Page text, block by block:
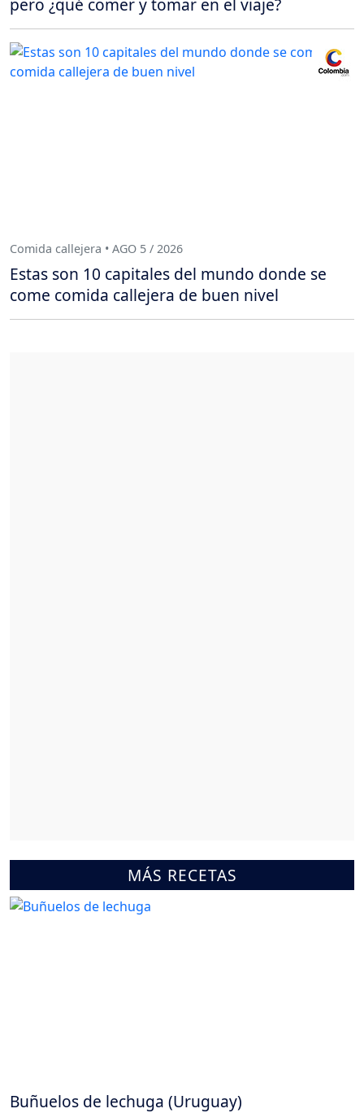
MÁS RECETAS
Buñuelos de lechuga (Uruguay)
pero ¿qué comer y tomar en el viaje?
Comida callejera • AGO 5 / 2026
Estas son 10 capitales del mundo donde se
come comida callejera de buen nivel